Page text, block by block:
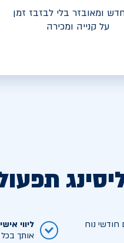
ומאובזר בלי לבזבז זמן
על קנייה ומכירה
חודשי נוח
ליווי אישי
אותך